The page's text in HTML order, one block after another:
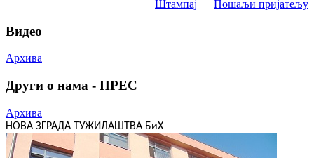
Штампај Пошаљи пријатељу
Видео
Архива
Други о нама - ПРЕС
Архива
НОВА ЗГРАДА ТУЖИЛАШТВА БиХ